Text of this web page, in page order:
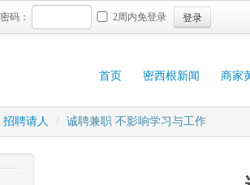
密码： 2周内免登录 登录
首页 密西根新闻 商家
招聘请人 / 诚聘兼职 不影响学习与工作